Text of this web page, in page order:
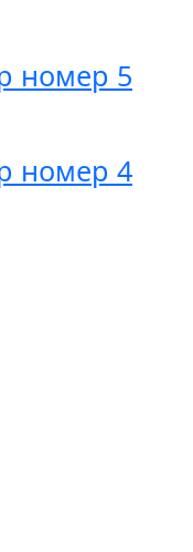
номер 5
номер 4